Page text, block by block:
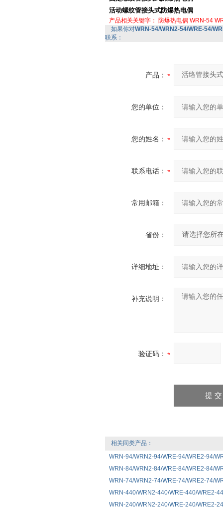
活动螺纹管接头式防爆热电偶
产品相关关键字： 防爆热电偶 WRN-54
如果你对WRN-54/WRN2-54/WRE-54/
联系：
产品：
您的单位：
您的姓名：
联系电话：
常用邮箱：
省份：
详细地址：
补充说明：
验证码：
相关同类产品：
WRN-94/WRN2-94/WRE-94/WRE2-94/
WRN-84/WRN2-84/WRE-84/WRE2-84/
WRN-74/WRN2-74/WRE-74/WRE2-74/
WRN-440/WRN2-440/WRE-440/WRE2-
WRN-240/WRN2-240/WRE-240/WRE2-